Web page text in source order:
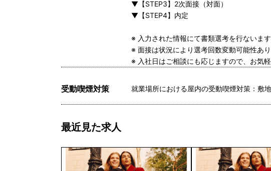
▼【STEP3】2次面接（対面）
▼【STEP4】内定
※ 入力された情報にて書類選考を行ないま
※ 面接は状況により選考回数変動可能性あり
※ 入社日はご相談にも応じますので、お気
受動喫煙対策 就業場所における屋内の受動喫煙対策：敷
最近見た求人